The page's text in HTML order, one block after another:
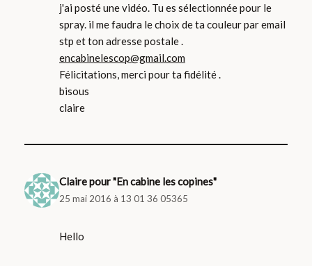
j'ai posté une vidéo. Tu es sélectionnée pour le
spray. il me faudra le choix de ta couleur par email
stp et ton adresse postale .
encabinelescop@gmail.com
Félicitations, merci pour ta fidélité .
bisous
claire
Claire pour "En cabine les copines"
25 mai 2016 à 13 01 36 05365
Hello